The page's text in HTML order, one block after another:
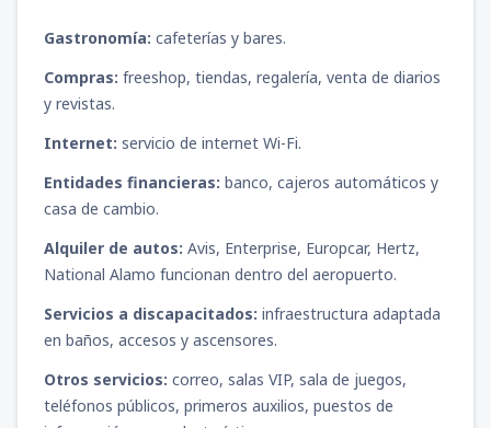
Gastronomía: cafeterías y bares.
Compras: freeshop, tiendas, regalería, venta de diarios
y revistas.
Internet: servicio de internet Wi-Fi.
Entidades financieras: banco, cajeros automáticos y
casa de cambio.
Alquiler de autos: Avis, Enterprise, Europcar, Hertz,
National Alamo funcionan dentro del aeropuerto.
Servicios a discapacitados: infraestructura adaptada
en baños, accesos y ascensores.
Otros servicios: correo, salas VIP, sala de juegos,
teléfonos públicos, primeros auxilios, puestos de